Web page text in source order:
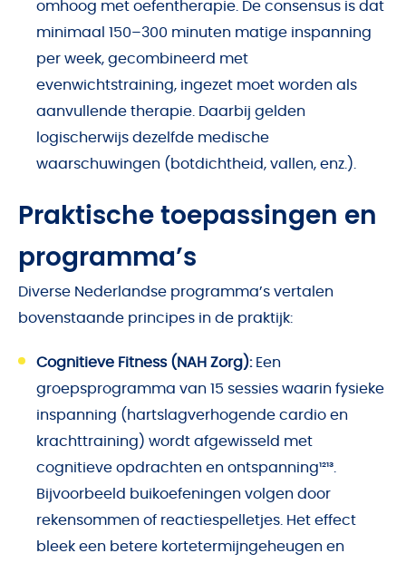
omhoog met oefentherapie. De consensus is dat
minimaal 150–300 minuten matige inspanning
per week, gecombineerd met
evenwichtstraining, ingezet moet worden als
aanvullende therapie. Daarbij gelden
logischerwijs dezelfde medische
waarschuwingen (botdichtheid, vallen, enz.).
Praktische toepassingen en
programma’s
Diverse Nederlandse programma’s vertalen
bovenstaande principes in de praktijk:
Cognitieve Fitness (NAH Zorg):Een
groepsprogramma van 15 sessies waarin fysieke
inspanning (hartslagverhogende cardio en
krachttraining) wordt afgewisseld met
cognitieve opdrachten en ontspanning¹²¹³.
Bijvoorbeeld buikoefeningen volgen door
rekensommen of reactiespelletjes. Het effect
bleek een betere kortetermijngeheugen en